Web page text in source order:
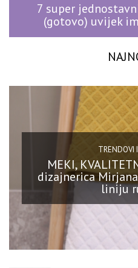
7 super
(gotovo) uvijek
TRENDOVI
MEKI,
dizajnerica
liniju